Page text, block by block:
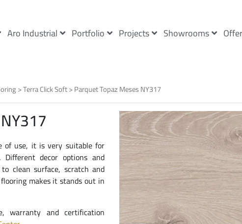
Aro Industrial Portfolio Projects Showrooms
>Terra Click Soft> Parquet Topaz Meses NY317
of use, it is very suitable for
Different decor options and
clean surface, scratch and
makes it stands out in
warranty and certification